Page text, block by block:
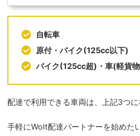
自転車
原付・バイク(125cc以下)
バイク(125cc超)・車(軽貨
配達で利用できる車両は、上記3つに
手軽にWolt配達パートナーを始めた